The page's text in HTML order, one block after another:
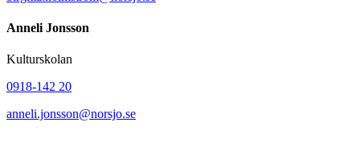
Anneli Jonsson
Kulturskolan
0918-142 20
anneli.jonsson@norsjo.se